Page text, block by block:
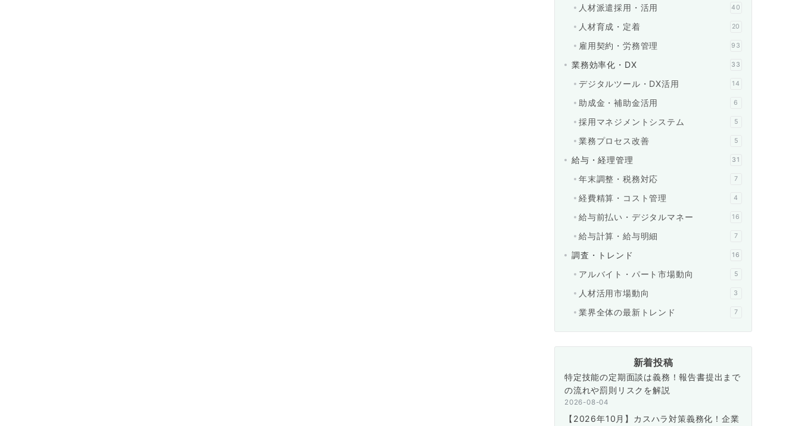
人材派遣採用・活用 40
人材育成・定着 20
雇用契約・労務管理 93
業務効率化・DX 33
デジタルツール・DX活用 14
助成金・補助金活用 6
採用マネジメントシステム 5
業務プロセス改善 5
給与・経理管理 31
年末調整・税務対応 7
経費精算・コスト管理 4
給与前払い・デジタルマネー 16
給与計算・給与明細 7
調査・トレンド 16
アルバイト・パート市場動向 5
人材活用市場動向 3
業界全体の最新トレンド 7
新着投稿
特定技能の定期面談は義務！報告書提出まで
の流れや罰則リスクを解説
2026-08-04
【2026年10月】カスハラ対策義務化！企業